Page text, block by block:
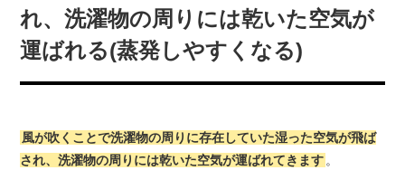
れ、洗濯物の周りには乾いた空気が
運ばれる(蒸発しやすくなる)
風が吹くことで洗濯物の周りに存在していた湿った空気が飛ば
され、洗濯物の周りには乾いた空気が運ばれてきます。